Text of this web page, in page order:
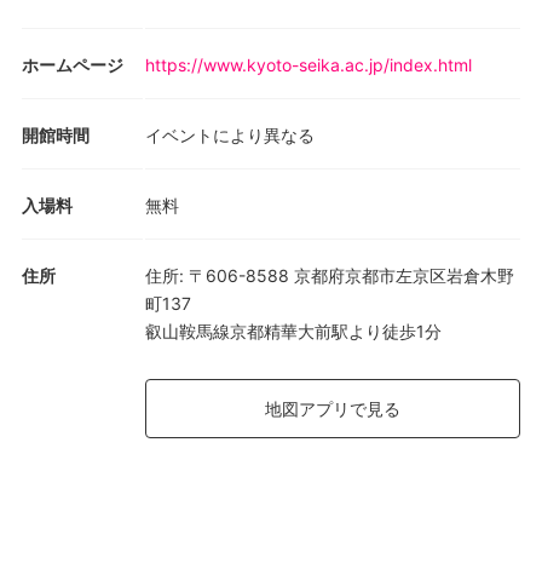
ホームページ https://www.kyoto-seika.ac.jp/index.html
開館時間 イベントにより異なる
入場料 無料
住所 住所: 〒606-8588 京都府京都市左京区岩倉木野
町137
叡山鞍馬線京都精華大前駅より徒歩1分
地図アプリで見る